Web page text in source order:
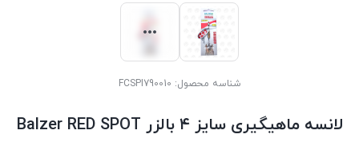
شناسه محصول: FCSPI790010
لانسه ماهیگیری سایز ۴ بالزر Balzer RED SPOT